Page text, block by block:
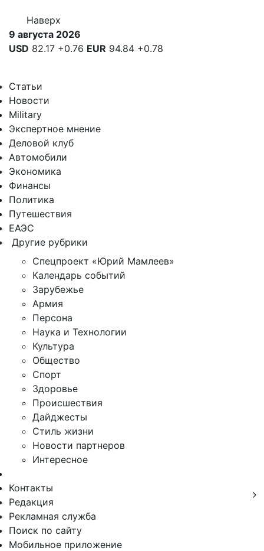
Наверх
9 августа 2026
USD 82.17 +0.76 EUR 94.84 +0.78
Статьи
Новости
Military
Экспертное мнение
Деловой клуб
Автомобили
Экономика
Финансы
Политика
Путешествия
ЕАЭС
Другие рубрики
Спецпроект «Юрий Мамлеев»
Календарь событий
Зарубежье
Армия
Персона
Наука и Технологии
Культура
Общество
Спорт
Здоровье
Происшествия
Дайджесты
Стиль жизни
Новости партнеров
Интересное
Контакты
Редакция
Рекламная служба
Поиск по сайту
Мобильное приложение